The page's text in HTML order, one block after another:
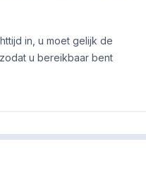
in, u moet gelijk de
u bereikbaar bent